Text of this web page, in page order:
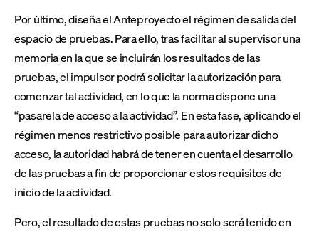
Por último, diseña el Anteproyecto el régimen de salida del
espacio de pruebas. Para ello, tras facilitar al supervisor una
memoria en la que se incluirán los resultados de las
pruebas, el impulsor podrá solicitar la autorización para
comenzar tal actividad, en lo que la norma dispone una
“pasarela de acceso a la actividad”. En esta fase, aplicando el
régimen menos restrictivo posible para autorizar dicho
acceso, la autoridad habrá de tener en cuenta el desarrollo
de las pruebas a fin de proporcionar estos requisitos de
inicio de la actividad.
Pero, el resultado de estas pruebas no solo será tenido en